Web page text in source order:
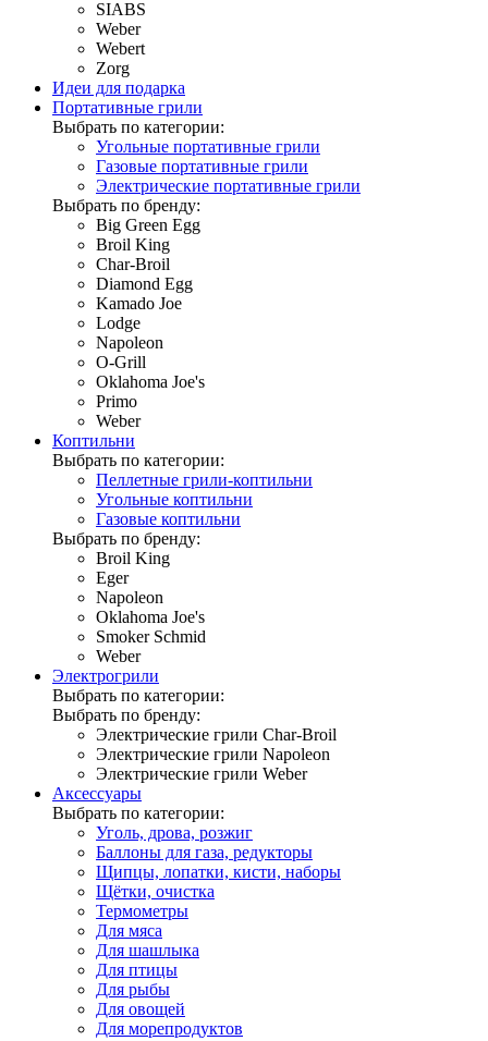
SIABS
Weber
Webert
Zorg
Идеи для подарка
Портативные грили
Выбрать по категории:
Угольные портативные грили
Газовые портативные грили
Электрические портативные грили
Выбрать по бренду:
Big Green Egg
Broil King
Char-Broil
Diamond Egg
Kamado Joe
Lodge
Napoleon
O-Grill
Oklahoma Joe's
Primo
Weber
Коптильни
Выбрать по категории:
Пеллетные грили-коптильни
Угольные коптильни
Газовые коптильни
Выбрать по бренду:
Broil King
Eger
Napoleon
Oklahoma Joe's
Smoker Schmid
Weber
Электрогрили
Выбрать по категории:
Выбрать по бренду:
Электрические грили Char-Broil
Электрические грили Napoleon
Электрические грили Weber
Аксессуары
Выбрать по категории:
Уголь, дрова, розжиг
Баллоны для газа, редукторы
Щипцы, лопатки, кисти, наборы
Щётки, очистка
Термометры
Для мяса
Для шашлыка
Для птицы
Для рыбы
Для овощей
Для морепродуктов